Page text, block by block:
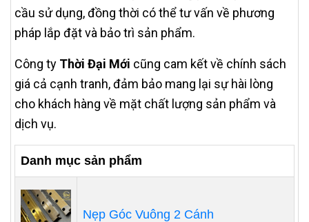
cầu sử dụng, đồng thời có thể tư vấn về phương
pháp lắp đặt và bảo trì sản phẩm.
Công ty Thời Đại Mới cũng cam kết về chính sách
giá cả cạnh tranh, đảm bảo mang lại sự hài lòng
cho khách hàng về mặt chất lượng sản phẩm và
dịch vụ.
Danh mục sản phẩm
Nẹp Góc Vuông 2 Cánh